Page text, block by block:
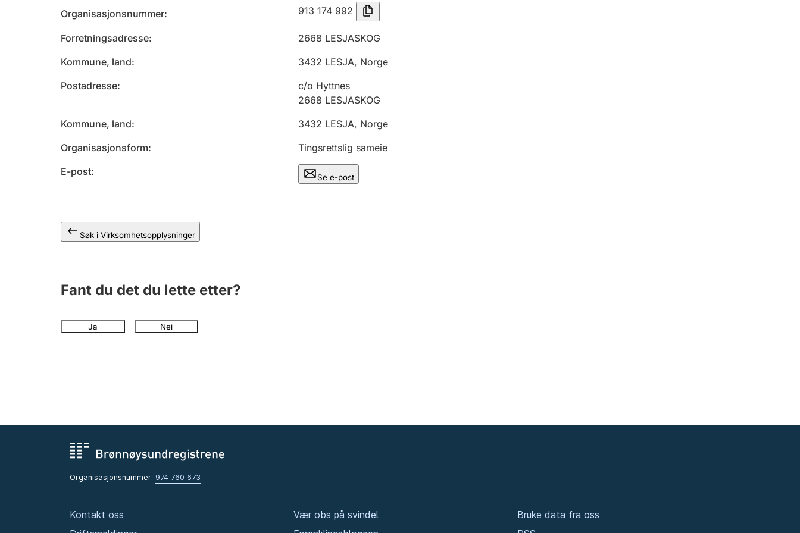
Organisasjonsnummer 913 174 992
Forretningsadresse 2668 LESJASKOG
Kommune, land
3432 LESJA, Norge
Postadresse
c/o Hyttnes
2668 LESJASKOG
Kommune, land
3432 LESJA, Norge
Organisasjonsform
Tingsrettslig sameie
E-post
Se e-post
Søk i Virksomhetsopplysninger
Fant du det du lette etter?
Ja Nei
Organisasjonsnummer: 974 760 673
Kontakt oss
Vær obs på svindel
Bruke data fra oss